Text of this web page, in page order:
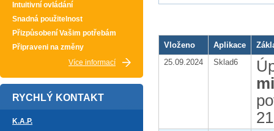
Intuitivní ovládání
Snadná použitelnost
Přizpůsobení Vašim potřebám
Připraveni na změny
Více informací
RYCHLÝ KONTAKT
K.A.P.
Vloženo Aplikace
25.09.2024
Sklad6